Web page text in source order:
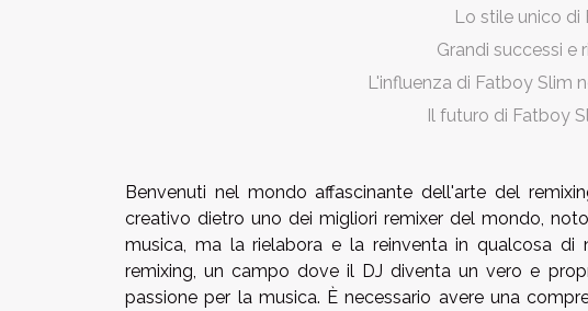
Lo stile unico di
Grandi successi e
L'influenza di Fatboy Slim
Il futuro di Fatboy
Benvenuti nel mondo affascinante dell'arte del
creativo dietro uno dei migliori remixer del mondo,
musica, ma la rielabora e la reinventa in qualcosa
remixing, un campo dove il DJ diventa un vero e
passione per la musica. È necessario avere una